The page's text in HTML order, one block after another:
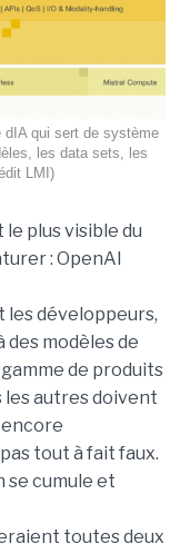
qui sert de système
les data sets, les
LMI)
plus visible du
: OpenAI
développeurs,
modèles de
de produits
les autres doivent
tout à fait faux.
se cumule et
toutes deux